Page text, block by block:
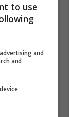
to use
and
and